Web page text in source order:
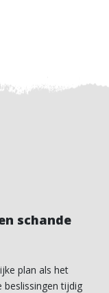
schande
plan als het
tijdig